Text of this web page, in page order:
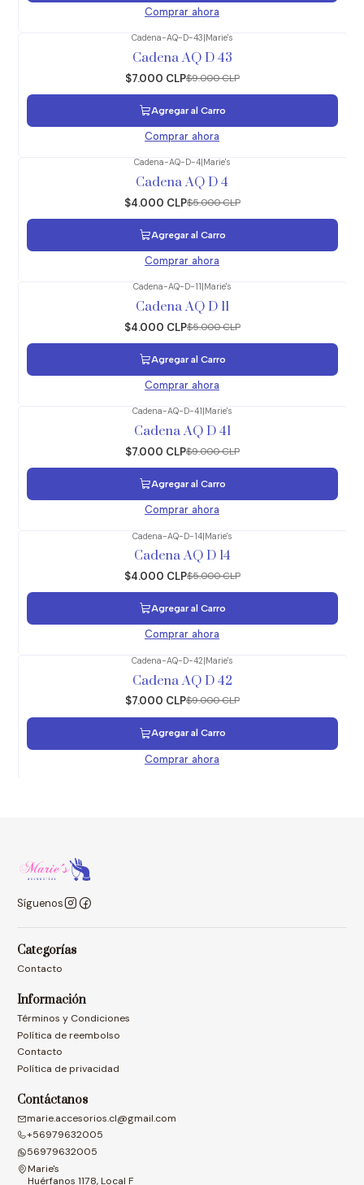
Comprar ahora
Cadena-AQ-D-43 Marie's
Cadena AQ D 43
$7.000 CLP$9.000 CLP
Agregar al Carro
Comprar ahora
Cadena-AQ-D-4 Marie's
Cadena AQ D 4
$4.000 CLP$5.000 CLP
Agregar al Carro
Comprar ahora
Cadena-AQ-D-11 Marie's
Cadena AQ D 11
$4.000 CLP$5.000 CLP
Agregar al Carro
Comprar ahora
Cadena-AQ-D-41 Marie's
Cadena AQ D 41
$7.000 CLP$9.000 CLP
Agregar al Carro
Comprar ahora
Cadena-AQ-D-14|Marie's
Cadena AQ D 14
$4.000 CLP$5.000 CLP
Agregar al Carro
Comprar ahora
Cadena-AQ-D-42|Marie's
Cadena AQ D 42
$7.000 CLP$9.000 CLP
Agregar al Carro
Comprar ahora
Síguenos
Categorías
Contacto
Información
Términos y Condiciones
Política de reembolso
Contacto
Política de privacidad
Contáctanos
marie.accesorios.cl@gmail.com
+56979632005
56979632005
Marie's
Huérfanos 1178, Local F